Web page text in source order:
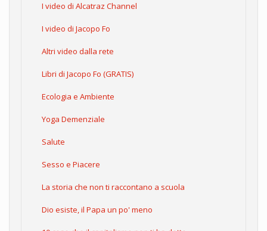
I video di Alcatraz Channel
I video di Jacopo Fo
Altri video dalla rete
Libri di Jacopo Fo (GRATIS)
Ecologia e Ambiente
Yoga Demenziale
Salute
Sesso e Piacere
La storia che non ti raccontano a scuola
Dio esiste, il Papa un po' meno